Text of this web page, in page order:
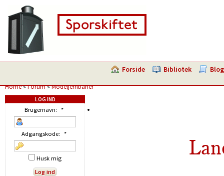
Forside Bibliotek Blog
Home»Forum»Modeljernbaner
LOG IND
Brugernavn: *
Adgangskode: *
Husk mig